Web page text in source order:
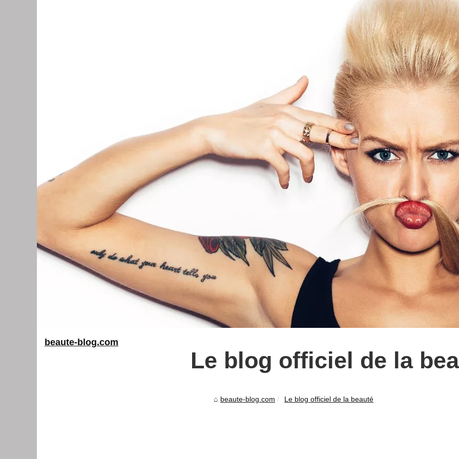
Le blog officiel de la
beaute-blog.com Le blog officiel de la beauté
beaute-blog.com